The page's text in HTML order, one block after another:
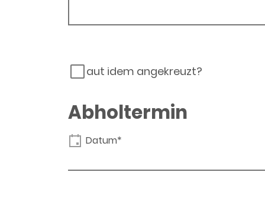
aut idem angekreuzt?
Abholtermin
Datum*